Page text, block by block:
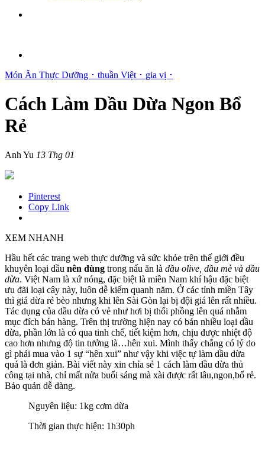
Món Ăn Thực Dưỡng ･ thuần Việt ･ gia vị ･
Cách Làm Dầu Dừa Ngon Bổ
Rẻ
Anh Yu 13 Thg 01
Pinterest
Copy Link
XEM NHANH
Hầu hết các trang web thực dưỡng và sức khỏe trên thế giới đều
khuyên loại dầu nên dùng trong nấu ăn là dầu olive, dầu mè và dầu
dừa. Việt Nam là xứ nóng, đặc biệt là miền Nam khí hậu đặc biệt
ưu đãi loại cây này, luôn dễ kiếm quanh năm. Ở các tỉnh miền Tây
thì giá dừa rẻ bèo nhưng khi lên Sài Gòn lại bị đội giá lên rất nhiều.
Tác dụng của dầu dừa có vẻ như hơi bị thổi phồng lên quá nhằm
mục đích bán hàng. Trên thị trường hiện nay có bán nhiều loại dầu
dừa, phần lớn là có qua tinh chế, tiết kiệm hơn, chịu được nhiệt độ
cao hơn nhưng độ tin tưởng là…hên xui. Mình thấy chẳng có lý do
gì phải mua vào 1 sự “hên xui” như vậy khi việc tự làm dầu dừa
quá là đơn giản. Bài viết này xin chỉa sẻ 1 cách làm dầu dừa thủ
công tại nhà, chỉ mất nửa buổi sáng mà xài được rất lâu,ngon,bổ rẻ.
Bảo quản dễ dàng.
Nguyên liệu: 1kg cơm dừa
Thời gian thực hiện: 1h30ph